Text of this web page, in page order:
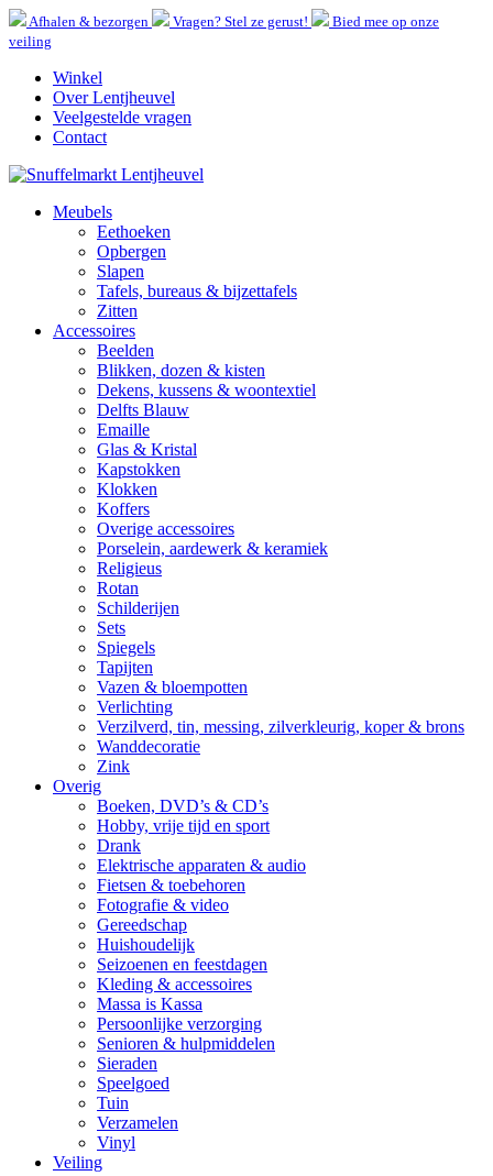
Afhalen & bezorgen Vragen? Stel ze gerust!
Bied mee op onze
veiling
Winkel
Over Lentjheuvel
Veelgestelde vragen
Contact
Meubels
Eethoeken
Opbergen
Slapen
Tafels, bureaus & bijzettafels
Zitten
Accessoires
Beelden
Blikken, dozen & kisten
Dekens, kussens & woontextiel
Delfts Blauw
Emaille
Glas & Kristal
Kapstokken
Klokken
Koffers
Overige accessoires
Porselein, aardewerk & keramiek
Religieus
Rotan
Schilderijen
Sets
Spiegels
Tapijten
Vazen & bloempotten
Verlichting
Verzilverd, tin, messing, zilverkleurig, koper & brons
Wanddecoratie
Zink
Overig
Boeken, DVD’s & CD’s
Hobby, vrije tijd en sport
Drank
Elektrische apparaten & audio
Fietsen & toebehoren
Fotografie & video
Gereedschap
Huishoudelijk
Seizoenen en feestdagen
Kleding & accessoires
Massa is Kassa
Persoonlijke verzorging
Senioren & hulpmiddelen
Sieraden
Speelgoed
Tuin
Verzamelen
Vinyl
Veiling